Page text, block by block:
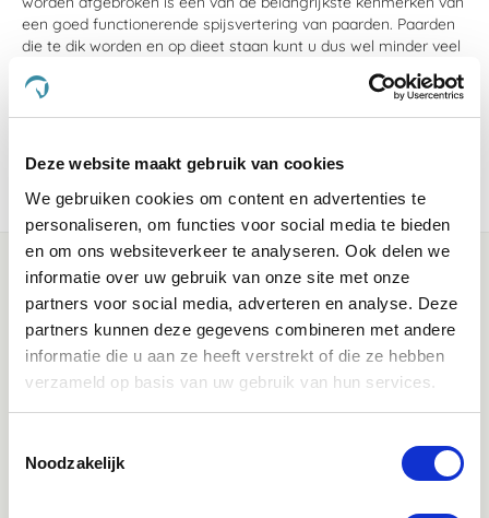
Deze website maakt gebruik van cookies
We gebruiken cookies om content en advertenties te
personaliseren, om functies voor social media te bieden
en om ons websiteverkeer te analyseren. Ook delen we
informatie over uw gebruik van onze site met onze
partners voor social media, adverteren en analyse. Deze
partners kunnen deze gegevens combineren met andere
informatie die u aan ze heeft verstrekt of die ze hebben
verzameld op basis van uw gebruik van hun services.
Noodzakelijk
een goed functionerende spijsvertering van paarden. Paarden
die te dik worden en op dieet staan kunt u dus wel minder veel
Let op de kwaliteit van ruwvoer
slecht!), het percentage ruwe celstof per kilo ruwvoer, het
eiwitgehalte en de voedingswaarde.
Klantenservice bereikbaarheid:
Ma - Vrij 8:30 - 17:30 uur